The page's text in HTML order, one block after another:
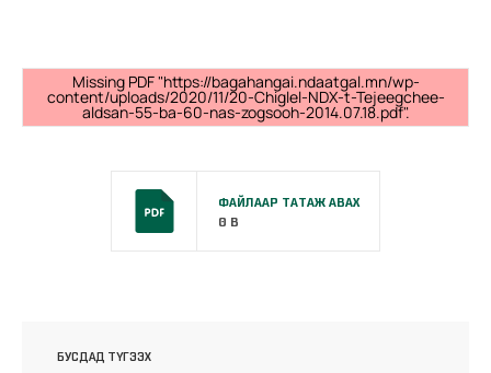
Missing PDF "https://bagahangai.ndaatgal.mn/wp-
content/uploads/2020/11/20-Chiglel-NDX-t-Tejeegchee-
aldsan-55-ba-60-nas-zogsooh-2014.07.18.pdf".
ФАЙЛААР ТАТАЖ АВАХ
0 B
БУСДАД ТҮГЭЭХ